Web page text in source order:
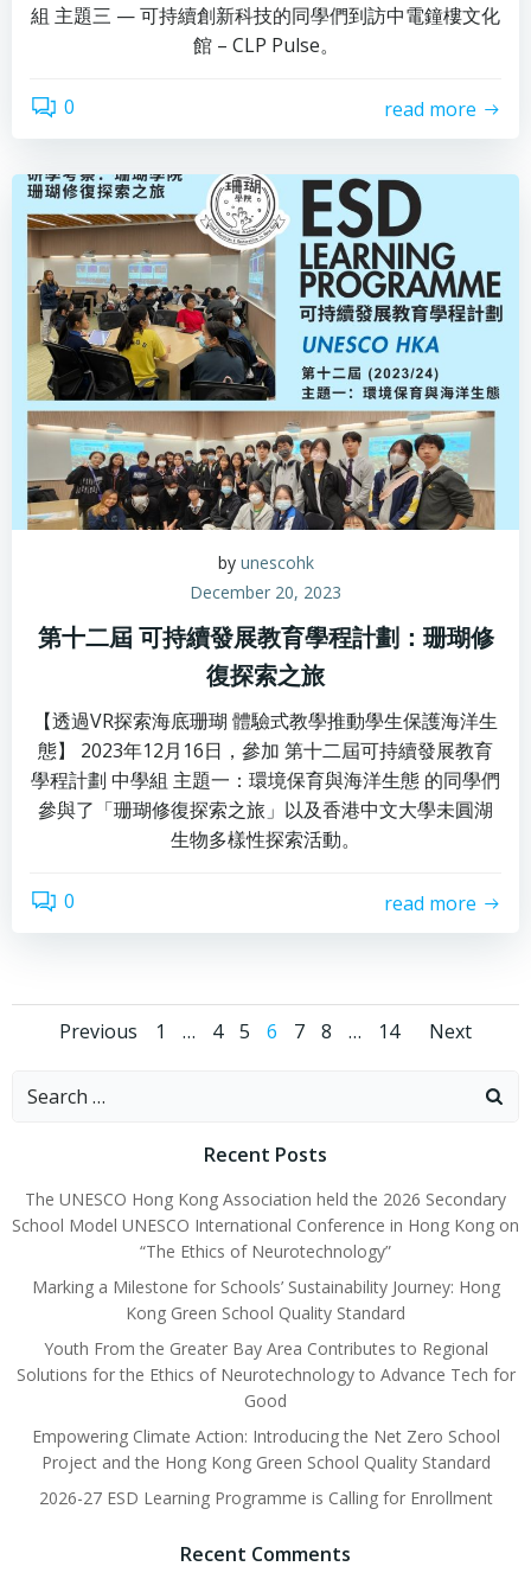
組 主題三 — 可持續創新科技的同學們到訪中電鐘樓文化
館 – CLP Pulse。
0 read more
by unescohk
December 20, 2023
第十二屆 可持續發展教育學程計劃：珊瑚修
復探索之旅
【透過VR探索海底珊瑚 體驗式教學推動學生保護海洋生
態】 2023年12月16日，參加 第十二屆可持續發展教育
學程計劃 中學組 主題一：環境保育與海洋生態 的同學們
參與了「珊瑚修復探索之旅」以及香港中文大學未圓湖
生物多樣性探索活動。
0 read more
Previous 1 … 4 5 6 7 8 … 14 Next
Recent Posts
The UNESCO Hong Kong Association held the 2026 Secondary
School Model UNESCO International Conference in Hong Kong on
“The Ethics of Neurotechnology”
Marking a Milestone for Schools’ Sustainability Journey: Hong
Kong Green School Quality Standard
Youth From the Greater Bay Area Contributes to Regional
Solutions for the Ethics of Neurotechnology to Advance Tech for
Good
Empowering Climate Action: Introducing the Net Zero School
Project and the Hong Kong Green School Quality Standard
2026-27 ESD Learning Programme is Calling for Enrollment
Recent Comments